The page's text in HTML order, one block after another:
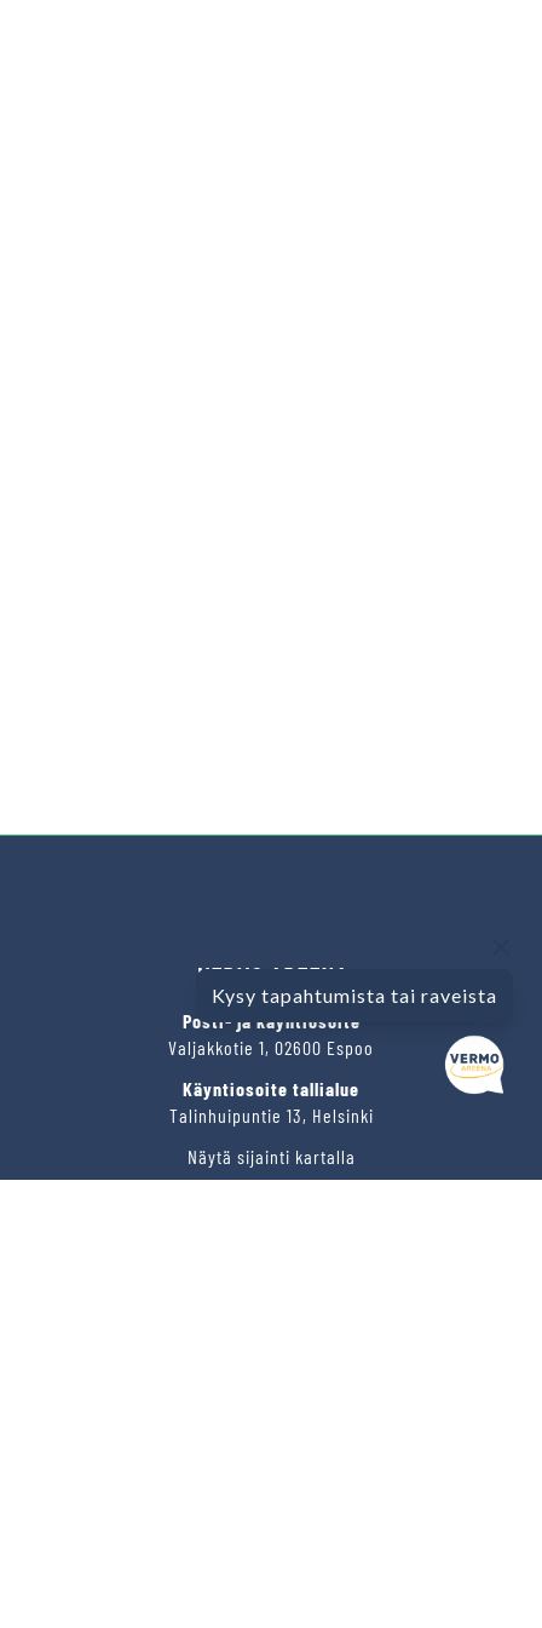
Kysy tapahtumista tai raveista
VERMO AREENA
Posti- ja käyntiosoite
Valjakkotie 1, 02600 Espoo
Käyntiosoite tallialue
Talinhuipuntie 13, Helsinki
Näytä sijainti kartalla